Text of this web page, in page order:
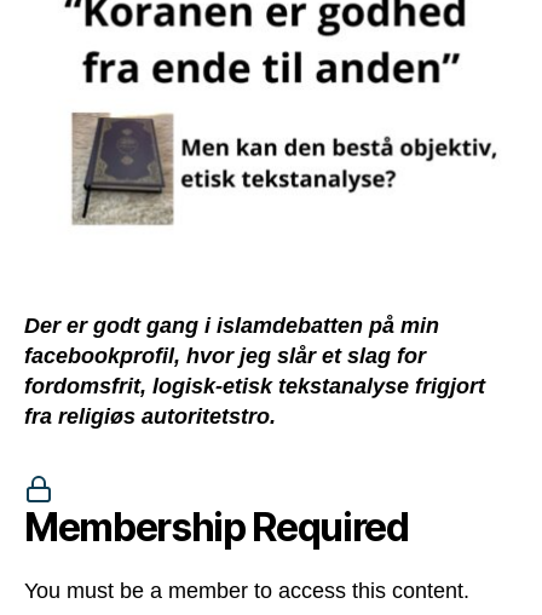
Der er godt gang i islamdebatten på min
facebookprofil, hvor jeg slår et slag for
fordomsfrit, logisk-etisk tekstanalyse frigjort
fra religiøs autoritetstro.
Membership Required
You must be a member to access this content.